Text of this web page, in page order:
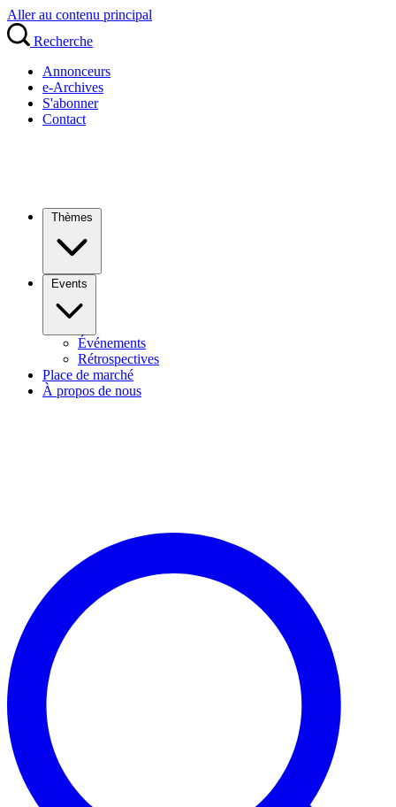
Aller au contenu principal
Recherche
Annonceurs
e-Archives
S'abonner
Contact
Thèmes
Events
Événements
Rétrospectives
Place de marché
À propos de nous